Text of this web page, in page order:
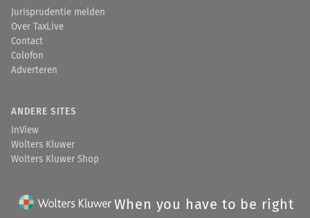
Jurisprudentie melden
Over TaxLive
Contact
Colofon
Adverteren
ANDERE SITES
InView
Wolters Kluwer
Wolters Kluwer Shop
When you have to be right